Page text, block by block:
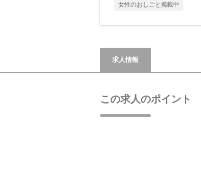
女性のおしごと掲載中
求人情報
この求人のポイント